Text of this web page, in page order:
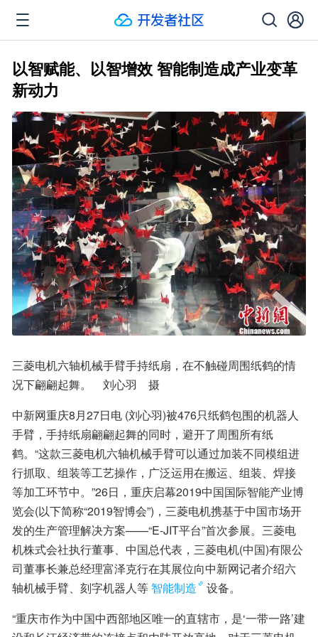
以智赋能、以智增效 智能制造成产业变革
新动力
三菱电机六轴机械手臂手持纸扇，在不触碰周围纸鹤的情
况下翩翩起舞。　刘心羽　摄
中新网重庆8月27日电 (刘心羽)被476只纸鹤包围的机器人
手臂，手持纸扇翩翩起舞的同时，避开了周围所有纸
鹤。“这款三菱电机六轴机械手臂可以通过加装不同模组进
行抓取、组装等工艺操作，广泛运用在搬运、组装、焊接
等加工环节中。”26日，重庆启幕2019中国国际智能产业博
览会(以下简称“2019智博会”)，三菱电机携基于中国市场开
发的生产管理解决方案——“E-JIT平台”首次参展。三菱电
机株式会社执行董事、中国总代表，三菱电机(中国)有限公
司董事长兼总经理富泽克行在其展位向中新网记者介绍六
轴机械手臂、刻字机器人等 智能制造
设备。
“重庆市作为中国中西部地区唯一的直辖市，是‘一带一路’建